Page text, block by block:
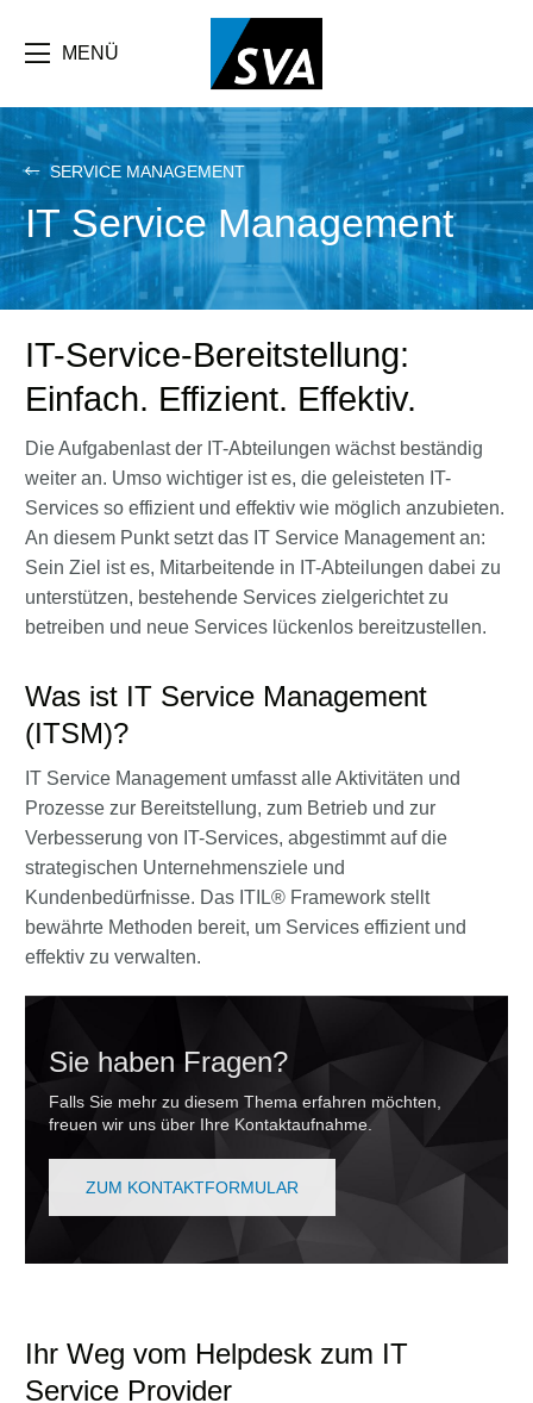
Inhalt
MENÜ
SERVICE MANAGEMENT
IT Service Management
IT-Service-Bereitstellung:
Einfach. Effizient. Effektiv.
Die Aufgabenlast der IT-Abteilungen wächst beständig
weiter an. Umso wichtiger ist es, die geleisteten IT-
Services so effizient und effektiv wie möglich anzubieten.
An diesem Punkt setzt das IT Service Management an:
Sein Ziel ist es, Mitarbeitende in IT-Abteilungen dabei zu
unterstützen, bestehende Services zielgerichtet zu
betreiben und neue Services lückenlos bereitzustellen.
Was ist IT Service Management
(ITSM)?
IT Service Management umfasst alle Aktivitäten und
Prozesse zur Bereitstellung, zum Betrieb und zur
Verbesserung von IT-Services, abgestimmt auf die
strategischen Unternehmensziele und
Kundenbedürfnisse. Das ITIL® Framework stellt
bewährte Methoden bereit, um Services effizient und
effektiv zu verwalten.
Sie haben Fragen?
Falls Sie mehr zu diesem Thema erfahren möchten,
freuen wir uns über Ihre Kontaktaufnahme.
ZUM KONTAKTFORMULAR
Ihr Weg vom Helpdesk zum IT
Service Provider